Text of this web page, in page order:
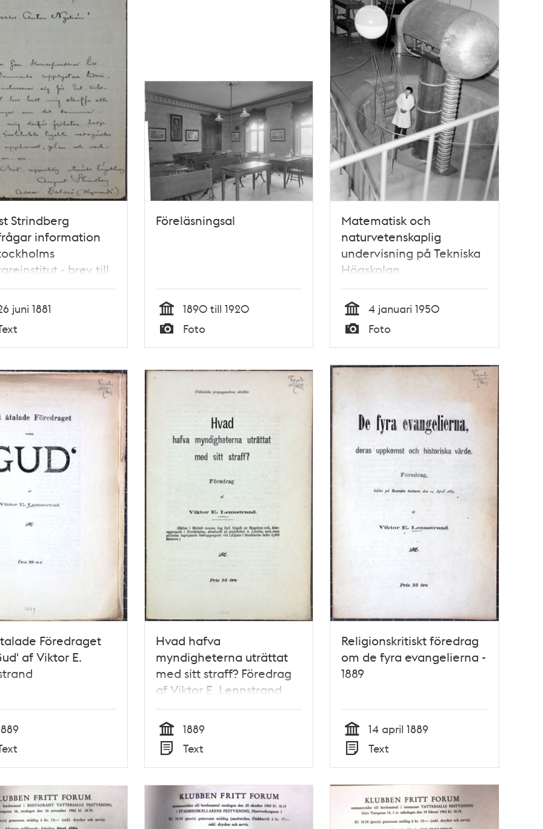
Strindberg
information
- brev till
Nyström 1881
juni 1881
Föreläsningsal
Tid
1890 till 1920
Typ
Foto
Matematisk och
naturvetenskaplig
undervisning på Tekniska
Högskolan
Tid
4 januari 1950
Typ
Foto
Föredraget
af Viktor E.
Hvad hafva
myndigheterna uträttat
med sitt straff? Föredrag
af Viktor E. Lennstrand
Tid
1889
Typ
Text
Religionskritiskt föredrag
om de fyra evangelierna -
1889
Tid
14 april 1889
Typ
Text